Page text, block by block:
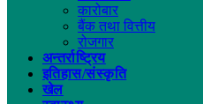
कारोबार
बैंक तथा वित्तीय
रोजगार
अन्तर्राष्ट्रिय
इतिहास/संस्कृति
खेल